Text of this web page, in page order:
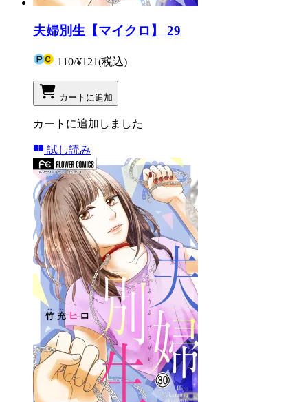
夫婦別生【マイクロ】 29
110/¥121(税込)
カートに追加
カートに追加しました
試し読み